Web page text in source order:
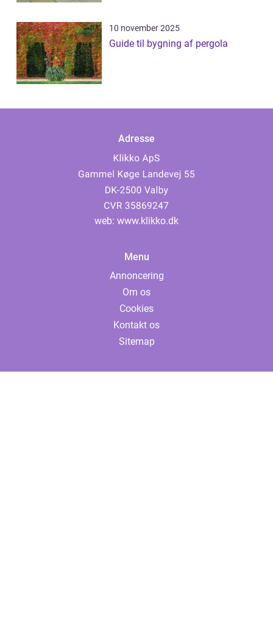
10 november 2025
Guide til bygning af pergola
Adresse
web: www.klikko.dk
Menu
Annoncering
Om os
Cookies
Kontakt os
Sitemap